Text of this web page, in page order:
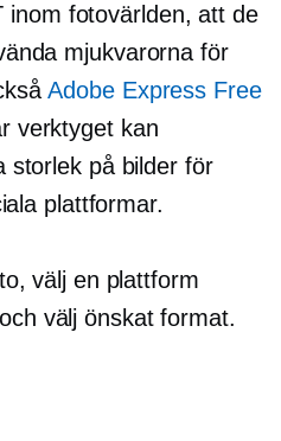
inom fotovärlden, att de
mjukvarorna för
Adobe Express Free
verktyget kan
storlek på bilder för
plattformar.
välj en plattform
välj önskat format.